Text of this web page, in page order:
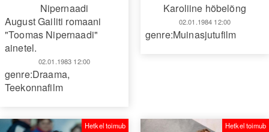
Nipernaadi
August Gailiti romaani
"Toomas Nipernaadi"
ainetel.
02.01.1983 12:00
genre:Draama,
Teekonnafilm
Karoliine hõbelõng
02.01.1984 12:00
genre:Muinasjutufilm
Hetkel toimub Hetkel toimub